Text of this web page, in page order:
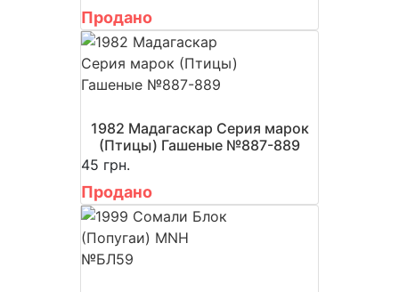
Продано
1982 Мадагаскар Серия марок
(Птицы) Гашеные №887-889
45 грн.
Продано